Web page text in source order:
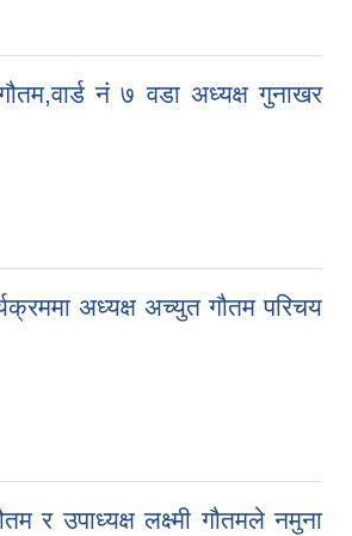
नं ७ वडा अध्यक्ष गुनाखर
अध्यक्ष अच्युत गौतम परिचय
र उपाध्यक्ष लक्ष्मी गौतमले नमुना